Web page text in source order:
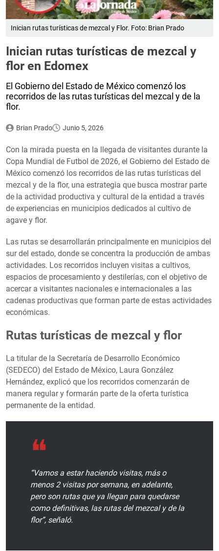
Inician rutas turísticas de mezcal y Flor. Foto: Brian Prado
Inician rutas turísticas de mezcal y
flor en Edomex
El Gobierno del Estado de México comenzó los
recorridos de las rutas turísticas del mezcal y de la
flor.
Brian Prado Junio 5, 2026
Con la mirada puesta en la llegada de visitantes durante la
Copa Mundial de Futbol de 2026, el Gobierno del Estado de
México comenzó los recorridos de las rutas turísticas del
mezcal y de la flor, una estrategia que busca mostrar parte
de la actividad productiva y cultural de la entidad a través
de experiencias en municipios dedicados al cultivo de
agave y flor.
Las rutas se desarrollarán principalmente en municipios del
sur del estado, donde se concentra la producción de ambas
actividades. Los recorridos incluyen visitas a cultivos,
espacios de procesamiento y destilerías, con el objetivo de
acercar a visitantes nacionales e internacionales a las
cadenas productivas que forman parte de estas actividades
económicas.
Rutas turísticas de mezcal y flor
La titular de la Secretaría de Desarrollo Económico
(SEDECO) del Estado de México, Laura González
Hernández, explicó que los recorridos comenzarán de
manera regular y formarán parte de la oferta turística
permanente de la entidad.
“Vamos a estar haciendo visitas, más o
menos 2 visitas por semana, en adelante,
pero son rutas que ya llegan para quedarse
como definitivas, las rutas del mezcal y de la
flor”, señaló.